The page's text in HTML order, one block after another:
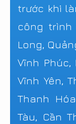
trước khi
công trình
Long,
Vĩnh Phúc,
Vĩnh Yên,
Thanh
Tàu, Cần